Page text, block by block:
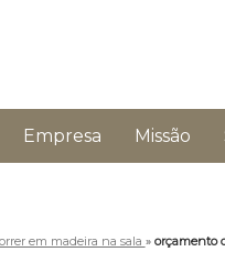
Empresa Missão
em madeira na sala » orçamento